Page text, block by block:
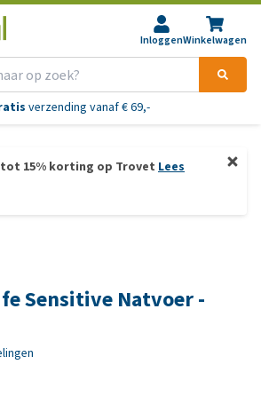
InloggenWinkelwagen
verzending vanaf € 69,-
15% korting op Trovet Lees
Sensitive Natvoer -